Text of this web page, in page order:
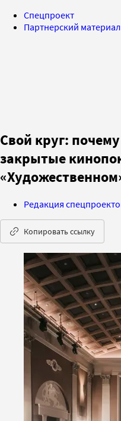
Спецпроект
Партнерский материал
Свой круг:
закрытые
Редакция
Копировать ссылку